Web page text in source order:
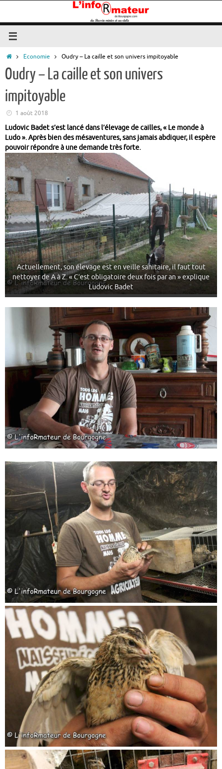
contenu
AccueilEconomie Oudry – La caille et son univers impitoyable
Oudry – La caille et son univers
impitoyable
1 août 2018
Ludovic Badet s’est lancé dans l’élevage de cailles, « Le monde à
Ludo ». Après bien des mésaventures, sans jamais abdiquer, il espère
pouvoir répondre à une demande très forte.
Actuellement, son élevage est en veille sanitaire, il faut tout
nettoyer de A à Z. « C’est obligatoire deux fois par an » explique
Ludovic Badet